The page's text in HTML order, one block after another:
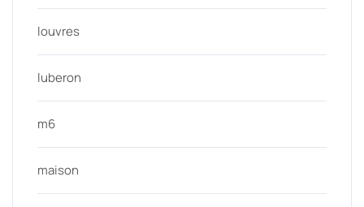
louvres
luberon
m6
maison